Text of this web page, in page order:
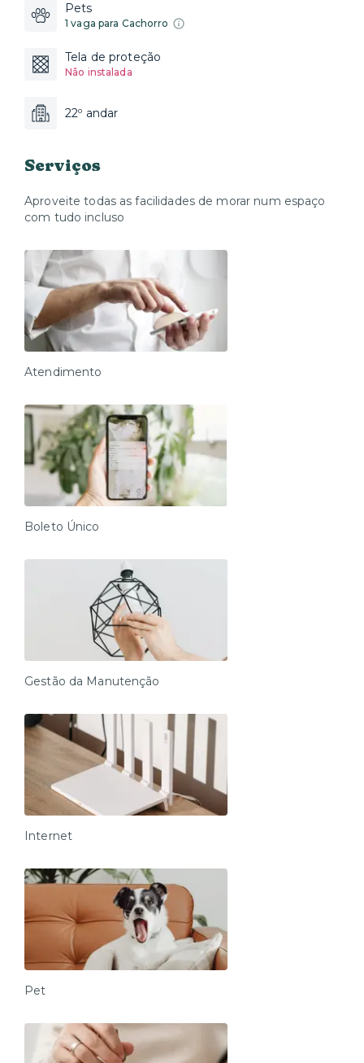
Pets
1 vaga para Cachorro
Tela de proteção
Não instalada
22º andar
Serviços
Aproveite todas as facilidades de morar num espaço
com tudo incluso
Atendimento
Boleto Único
Gestão da Manutenção
Internet
Pet